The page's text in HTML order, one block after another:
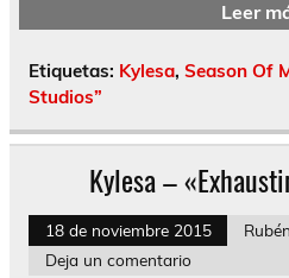
Leer
Etiquetas: Kylesa, Season Of
Studios”
Kylesa –
18 de noviembre 2015
Deja un comentario